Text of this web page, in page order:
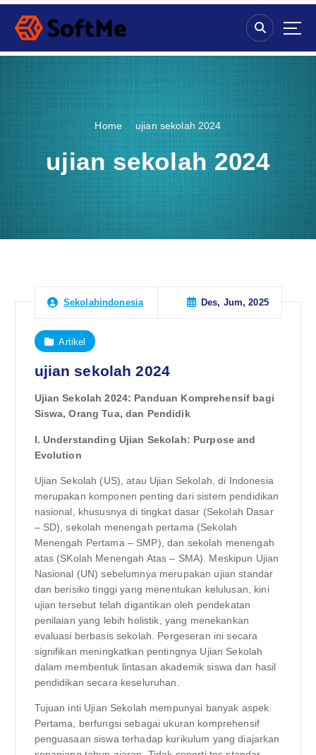
S
p
Home ujian sekolah 2024
ujian sekolah 2024
Sekolahindonesia Des, Jum, 2025
Artikel
ujian sekolah 2024
Ujian Sekolah 2024: Panduan Komprehensif bagi
Siswa, Orang Tua, dan Pendidik
I. Understanding Ujian Sekolah: Purpose and
Evolution
Ujian Sekolah (US), atau Ujian Sekolah, di Indonesia
merupakan komponen penting dari sistem pendidikan
nasional, khususnya di tingkat dasar (Sekolah Dasar
– SD), sekolah menengah pertama (Sekolah
Menengah Pertama – SMP), dan sekolah menengah
atas (SKolah Menengah Atas – SMA). Meskipun Ujian
Nasional (UN) sebelumnya merupakan ujian standar
dan berisiko tinggi yang menentukan kelulusan, kini
ujian tersebut telah digantikan oleh pendekatan
penilaian yang lebih holistik, yang menekankan
evaluasi berbasis sekolah. Pergeseran ini secara
signifikan meningkatkan pentingnya Ujian Sekolah
dalam membentuk lintasan akademik siswa dan hasil
pendidikan secara keseluruhan.
Tujuan inti Ujian Sekolah mempunyai banyak aspek.
Pertama, berfungsi sebagai ukuran komprehensif
penguasaan siswa terhadap kurikulum yang diajarkan